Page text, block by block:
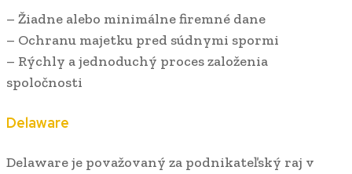
– Žiadne alebo minimálne firemné dane
– Ochranu majetku pred súdnymi spormi
– Rýchly a jednoduchý proces založenia
spoločnosti
Delaware
Delaware je považovaný za podnikateľský raj v